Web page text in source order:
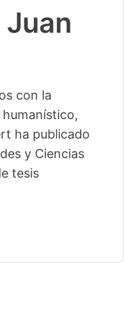
con la
ha publicado
y Ciencias
tesis